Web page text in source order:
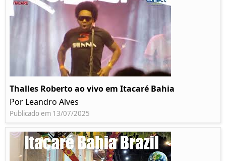
Thalles Roberto ao vivo em Itacaré Bahia
Por Leandro Alves
Publicado em 13/07/2025